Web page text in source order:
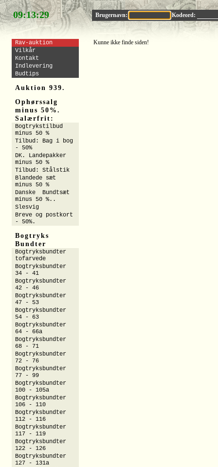
09:13:28 Brugernavn: Kodeord:
Kunne ikke finde siden!
Rav-auktion
Vilkår
Kontakt
Indlevering
Budtips
Auktion 939.
Ophørssalg
minus 50%.
Salærfrit:
Bogtrykstilbud
minus 50 %
Tilbud: Bag i bog
- 50%
DK. Landepakker
minus 50 %
Tilbud: Stålstik
Blandede sæt
minus 50 %
Danske Bundtsæt
minus 50 %..
Slesvig
Breve og postkort
- 50%.
Bogtryks
Bundter
Bogtryksbundter
tofarvede
Bogtryksbundter
34 - 41
Bogtryksbundter
42 - 46
Bogtryksbundter
47 - 53
Bogtryksbundter
54 - 63
Bogtryksbundter
64 - 66a
Bogtryksbundter
68 - 71
Bogtryksbundter
72 - 76
Bogtryksbundter
77 - 99
Bogtryksbundter
100 - 105a
Bogtryksbundter
106 - 110
Bogtryksbundter
112 - 116
Bogtryksbundter
117 - 119
Bogtryksbundter
122 - 126
Bogtryksbundter
127 - 131a